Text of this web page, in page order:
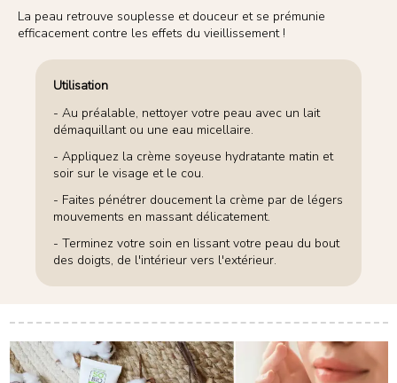
La peau retrouve souplesse et douceur et se prémunie
efficacement contre les effets du vieillissement !
Utilisation
- Au préalable, nettoyer votre peau avec un lait
démaquillant ou une eau micellaire.
- Appliquez la crème soyeuse hydratante matin et
soir sur le visage et le cou.
- Faites pénétrer doucement la crème par de légers
mouvements en massant délicatement.
- Terminez votre soin en lissant votre peau du bout
des doigts, de l'intérieur vers l'extérieur.